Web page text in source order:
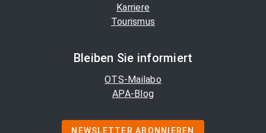
Karriere
Tourismus
Bleiben Sie informiert
OTS-Mailabo
APA-Blog
NEWSLETTER ABONNIEREN